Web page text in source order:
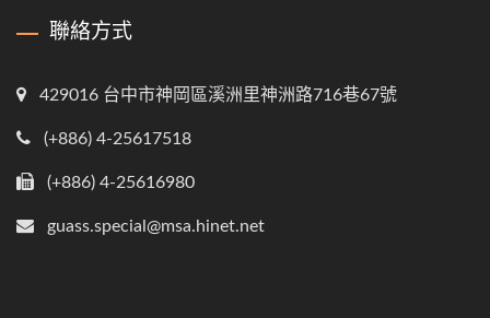
聯絡方式
429016 台中市神岡區溪洲里神洲路716巷67號
(+886) 4-25617518
(+886) 4-25616980
guass.special@msa.hinet.net